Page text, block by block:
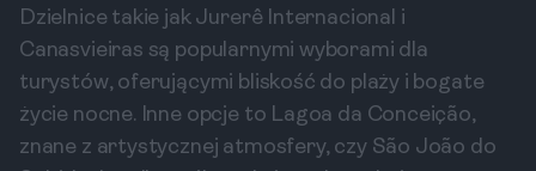
Dzielnice takie jak Jurerê Internacional i
Canasvieiras są popularnymi wyborami dla
turystów, oferującymi bliskość do plaży i bogate
życie nocne. Inne opcje to Lagoa da Conceição,
znane z artystycznej atmosfery, czy São João do